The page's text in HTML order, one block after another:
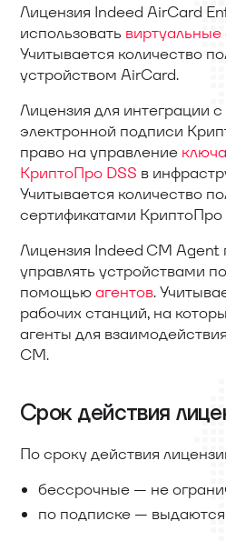
Лицензия Indeed AirCard
использовать
Учитывается количество
устройством AirCard.
Лицензия для интеграции
электронной подписи
право на управление
КриптоПро DSS в
Учитывается количество
сертификатами КриптоПро
Лицензия Indeed CM Agent
управлять устройствами
помощьюагентов.
рабочих станций, на
агенты для
CM.
Срок действия
По сроку действия
бессрочные — не
по подписке — выдаются